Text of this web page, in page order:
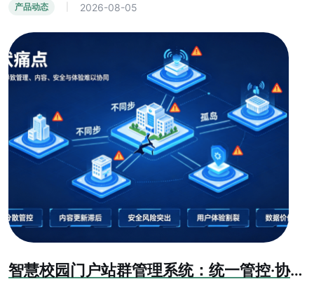
产品动态 2026-08-05
智慧校园门户站群管理系统：统一管控·协同共享·安全可控·数据赋能方案